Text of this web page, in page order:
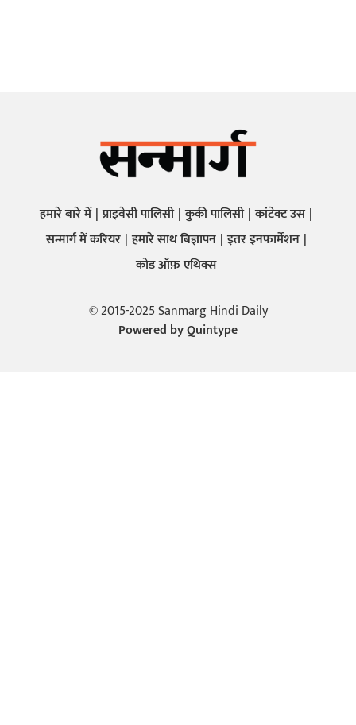
हमारे बारे में प्राइवेसी पालिसी कुकी पालिसी कांटेक्ट उस
सन्मार्ग में करियर हमारे साथ बिज्ञापन इतर इनफार्मेशन
कोड ऑफ़ एथिक्स
© 2015-2025 Sanmarg Hindi Daily
Powered byQuintype